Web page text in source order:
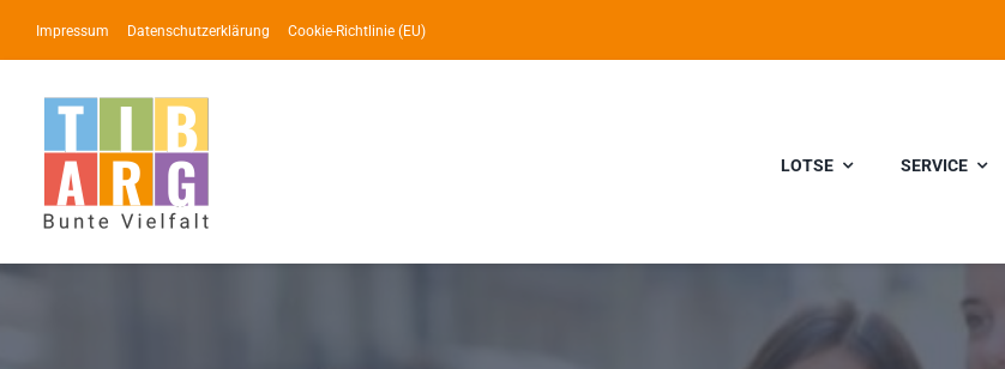
Inhalt
springen
Impressum Datenschutzerklärung Cookie-Richtlinie (EU)
LOTSE SERVICE